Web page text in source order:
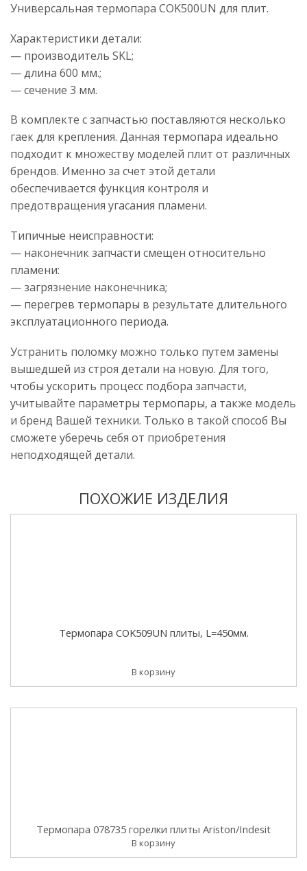
Универсальная термопара COK500UN для плит.
Характеристики детали:
— производитель SKL;
— длина 600 мм.;
— сечение 3 мм.
В комплекте с запчастью поставляются несколько
гаек для крепления. Данная термопара идеально
подходит к множеству моделей плит от различных
брендов. Именно за счет этой детали
обеспечивается функция контроля и
предотвращения угасания пламени.
Типичные неисправности:
— наконечник запчасти смещен относительно
пламени:
— загрязнение наконечника;
— перегрев термопары в результате длительного
эксплуатационного периода.
Устранить поломку можно только путем замены
вышедшей из строя детали на новую. Для того,
чтобы ускорить процесс подбора запчасти,
учитывайте параметры термопары, а также модель
и бренд Вашей техники. Только в такой способ Вы
сможете уберечь себя от приобретения
неподходящей детали.
ПОХОЖИЕ ИЗДЕЛИЯ
Термопара COK509UN плиты, L=450мм.
В корзину
Термопара 078735 горелки плиты Ariston/Indesit
В корзину